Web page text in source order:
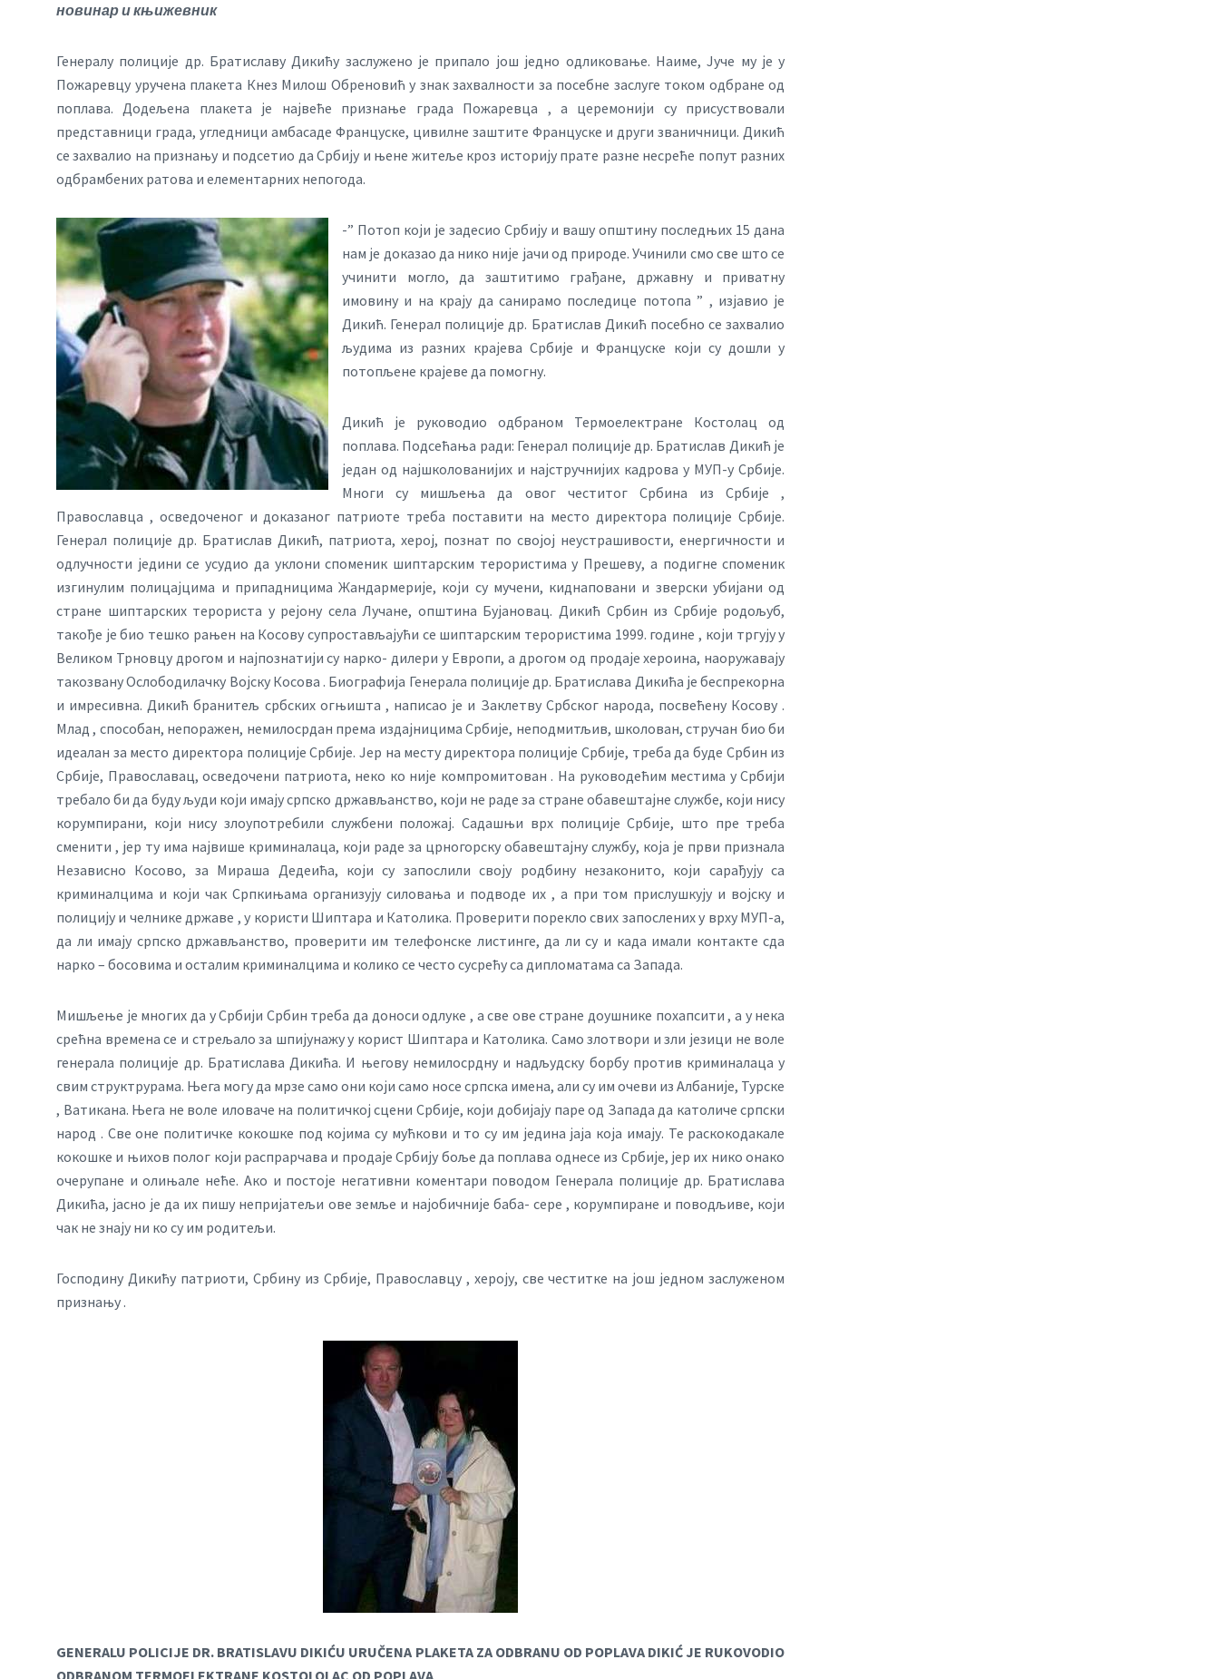
новинар и књижевник
Генералу полиције др. Братиславу Дикићу заслужено је припало још једно одликовање. Наиме, Јуче му је у
Пожаревцу уручена плакета Кнез Милош Обреновић у знак захвалности за посебне заслуге током одбране од
поплава. Додељена плакета је највеће признање града Пожаревца , а церемонији су присуствовали
представници града, угледници амбасаде Француске, цивилне заштите Француске и други званичници. Дикић
се захвалио на признању и подсетио да Србију и њене житеље кроз историју прате разне несреће попут разних
одбрамбених ратова и елементарних непогода.
-” Потоп који је задесио Србију и вашу општину последњих 15 дана
нам је доказао да нико није јачи од природе. Учинили смо све што се
учинити могло, да заштитимо грађане, државну и приватну
имовину и на крају да санирамо последице потопа ” , изјавио је
Дикић. Генерал полиције др. Братислав Дикић посебно се захвалио
људима из разних крајева Србије и Француске који су дошли у
потопљене крајеве да помогну.
Дикић је руководио одбраном Термоелектране Костолац од
поплава. Подсећања ради: Генерал полиције др. Братислав Дикић је
један од најшколованијих и најстручнијих кадрова у МУП-у Србије.
Многи су мишљења да овог честитог Србина из Србије ,
Православца , осведоченог и доказаног патриоте треба поставити на место директора полиције Србије.
Генерал полиције др. Братислав Дикић, патриота, херој, познат по својој неустрашивости, енергичности и
одлучности једини се усудио да уклони споменик шиптарским терористима у Прешеву, а подигне споменик
изгинулим полицајцима и припадницима Жандармерије, који су мучени, киднаповани и зверски убијани од
стране шиптарских терориста у рејону села Лучане, општина Бујановац. Дикић Србин из Србије родољуб,
такође је био тешко рањен на Косову супростављајући се шиптарским терористима 1999. године , који тргују у
Великом Трновцу дрогом и најпознатији су нарко- дилери у Европи, а дрогом од продаје хероина, наоружавају
такозвану Ослободилачку Војску Косова . Биографија Генерала полиције др. Братислава Дикића је беспрекорна
и имресивна. Дикић бранитељ србских огњишта , написао је и Заклетву Србског народа, посвећену Косову .
Млад , способан, непоражен, немилосрдан према издајницима Србије, неподмитљив, школован, стручан био би
идеалан за место директора полиције Србије. Јер на месту директора полиције Србије, треба да буде Србин из
Србије, Православац, осведочени патриота, неко ко није компромитован . На руководећим местима у Србији
требало би да буду људи који имају српско држављанство, који не раде за стране обавештајне службе, који нису
корумпирани, који нису злоупотребили службени положај. Садашњи врх полиције Србије, што пре треба
сменити , јер ту има највише криминалаца, који раде за црногорску обавештајну службу, која је први признала
Независно Косово, за Мираша Дедеића, који су запослили своју родбину незаконито, који сарађују са
криминалцима и који чак Српкињама организују силовања и подводе их , а при том прислушкују и војску и
полицију и челнике државе , у користи Шиптара и Католика. Проверити порекло свих запослених у врху МУП-а,
да ли имају српско држављанство, проверити им телефонске листинге, да ли су и када имали контакте сда
нарко – босовима и осталим криминалцима и колико се често сусрећу са дипломатама са Запада.
Мишљење је многих да у Србији Србин треба да доноси одлуке , а све ове стране доушнике похапсити , а у нека
срећна времена се и стрељало за шпијунажу у корист Шиптара и Католика. Само злотвори и зли језици не воле
генерала полиције др. Братислава Дикића. И његову немилосрдну и надљудску борбу против криминалаца у
свим структрурама. Њега могу да мрзе само они који само носе српска имена, али су им очеви из Албаније, Турске
, Ватикана. Њега не воле иловаче на политичкој сцени Србије, који добијају паре од Запада да католиче српски
народ . Све оне политичке кокошке под којима су мућкови и то су им једина јаја која имају. Те раскокодакале
кокошке и њихов полог који распрарчава и продаје Србију боље да поплава однесе из Србије, јер их нико онако
очерупане и олињале неће. Ако и постоје негативни коментари поводом Генерала полиције др. Братислава
Дикића, јасно је да их пишу непријатељи ове земље и најобичније баба- сере , корумпиране и поводљиве, који
чак не знају ни ко су им родитељи.
Господину Дикићу патриоти, Србину из Србије, Православцу , хероју, све честитке на још једном заслуженом
признању .
GENERALU POLICIJE DR. BRATISLAVU DIKIĆU URUČENA PLAKETA ZA ODBRANU OD POPLAVA DIKIĆ JE RUKOVODIO
ODBRANOM TERMOELEKTRANE KOSTOLOLAC OD POPLAVA